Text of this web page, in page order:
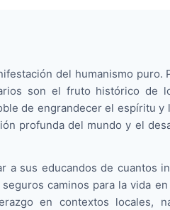
del humanismo puro.
son el fruto histórico de
de engrandecer el espíritu y
profunda del mundo y el
a sus educandos de cuantos
caminos para la vida
en contextos locales,